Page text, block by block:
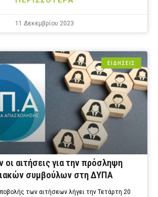
11 Δεκεμβρίου 2023
ΕΙΔΗΣΕΙΣ
οι αιτήσεις για την πρόσληψη
συμβούλων στη ΔΥΠΑ
των αιτήσεων λήγει την Τετάρτη 20